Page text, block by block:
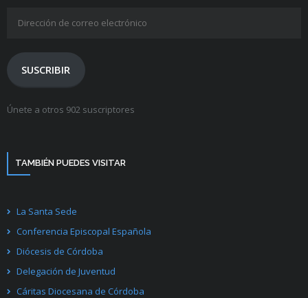
electrónico
SUSCRIBIR
Únete a otros 902 suscriptores
TAMBIÉN PUEDES VISITAR
La Santa Sede
Conferencia Episcopal Española
Diócesis de Córdoba
Delegación de Juventud
Cáritas Diocesana de Córdoba